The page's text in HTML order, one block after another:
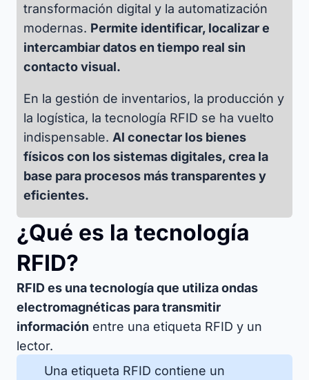
transformación digital y la automatización
modernas. Permite identificar, localizar e
intercambiar datos en tiempo real sin
contacto visual.
En la gestión de inventarios, la producción y
la logística, la tecnología RFID se ha vuelto
indispensable. Al conectar los bienes
físicos con los sistemas digitales, crea la
base para procesos más transparentes y
eficientes.
¿Qué es la tecnología
RFID?
RFID es una tecnología que utiliza ondas
electromagnéticas para transmitir
información entre una etiqueta RFID y un
lector.
Una etiqueta RFID contiene un